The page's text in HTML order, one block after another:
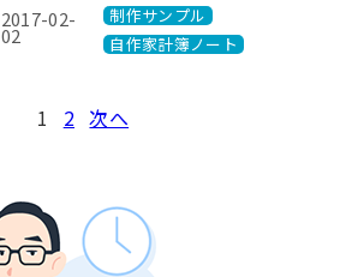
2017-02-
02
制作サンプル
自作家計簿ノート
1 2 次へ